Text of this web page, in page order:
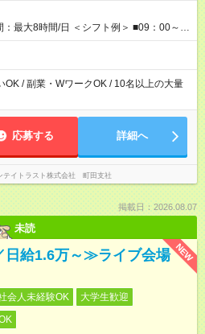
なし
＜シフト例＞ ■09：00～
上記時間内で、 実働8時
OK / 副業・WワークOK / 10名以上の大量
応募する 詳細へ
テイトラスト株式会社 町田支社
掲載日：2026.08.07
未読
NEW
日給1.6万～≫ライブ会場
会人未経験OK
大学生歓迎